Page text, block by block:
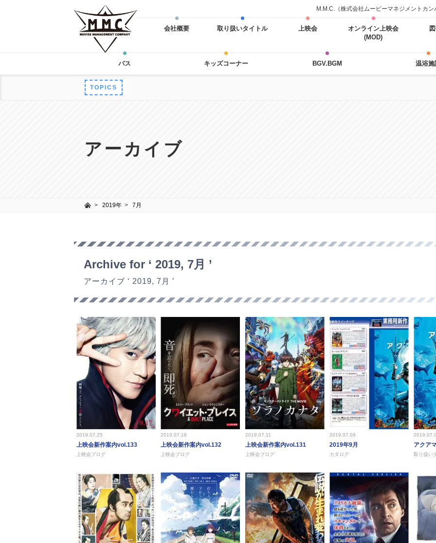
M.M.C.（株式会社ムービーマネジメントカ
会社概要 取り扱いタイトル 上映会
オンライン上映会
(MOD)
バス キッズコーナー BGV.BGM 温浴施
TOPICS
アーカイブ
2019年 7月
Archive for ‘ 2019, 7月 ’
アーカイブ ‘ 2019, 7月 ’
2019.07.25
上映会新作案内vol.133
上映会ブログ
2019.07.18
上映会新作案内vol.132
上映会ブログ
2019.07.11
上映会新作案内vol.131
上映会ブログ
2019.07.09
2019年9月
カタログ
アクア
取り扱い